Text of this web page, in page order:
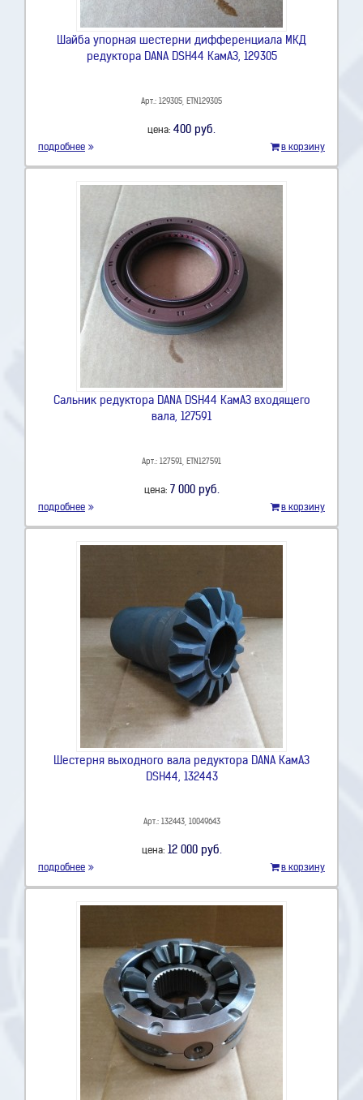
Шайба упорная шестерни дифференциала МКД
редуктора DANA DSH44 КамАЗ, 129305
Арт.: 129305, ETN129305
цена: 400 руб.
подробнее в корзину
Сальник редуктора DANA DSH44 КамАЗ входящего
вала, 127591
Арт.: 127591, ETN127591
цена: 7 000 руб.
подробнее в корзину
Шестерня выходного вала редуктора DANA КамАЗ
DSH44, 132443
Арт.: 132443, 10049643
цена: 12 000 руб.
подробнее в корзину